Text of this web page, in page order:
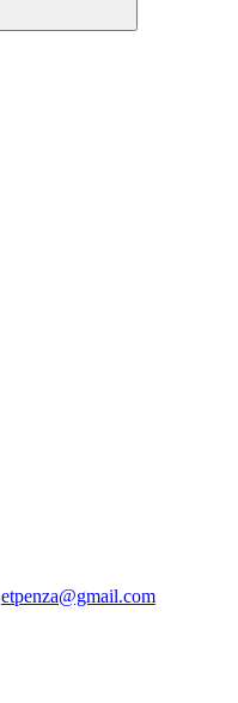
etpenza@gmail.com